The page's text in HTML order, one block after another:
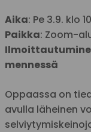
Aika: Pe 3.9. klo
Paikka: Zoom-
mennessä
Oppaassa on
avulla läheinen